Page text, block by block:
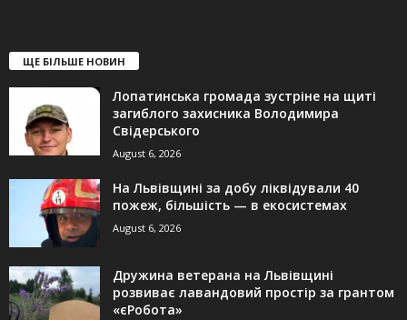
ЩЕ БІЛЬШЕ НОВИН
Лопатинська громада зустріне на щиті
загиблого захисника Володимира
Свідерського
August 6, 2026
На Львівщині за добу ліквідували 40
пожеж, більшість — в екосистемах
August 6, 2026
Дружина ветерана на Львівщині
розвиває лавандовий простір за грантом
«єРобота»